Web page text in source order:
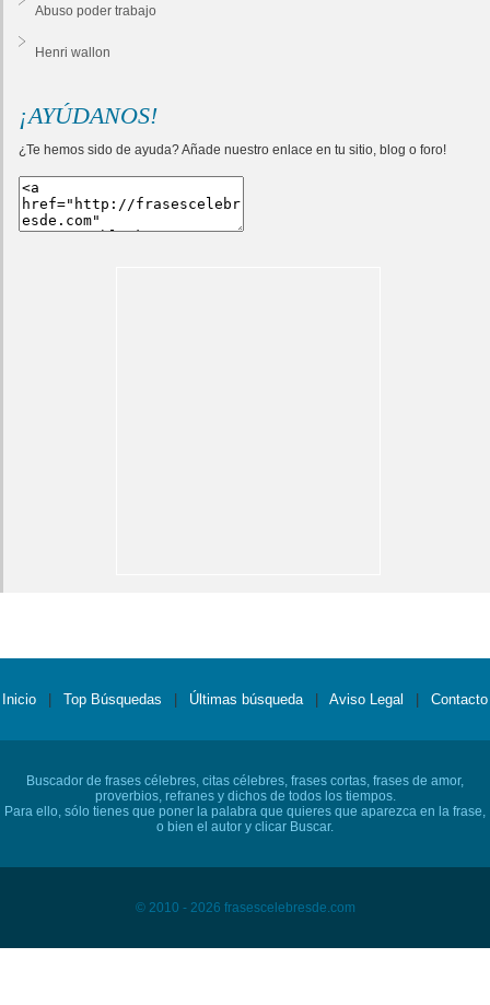
Abuso poder trabajo
Henri wallon
¡AYÚDANOS!
¿Te hemos sido de ayuda? Añade nuestro enlace en tu sitio, blog o foro!
Inicio Top Búsquedas Últimas búsqueda Aviso Legal Contacto
Buscador de frases célebres, citas célebres, frases cortas, frases de amor,
proverbios, refranes y dichos de todos los tiempos.
Para ello, sólo tienes que poner la palabra que quieres que aparezca en la frase,
o bien el autor y clicar Buscar.
© 2010 - 2026 frasescelebresde.com